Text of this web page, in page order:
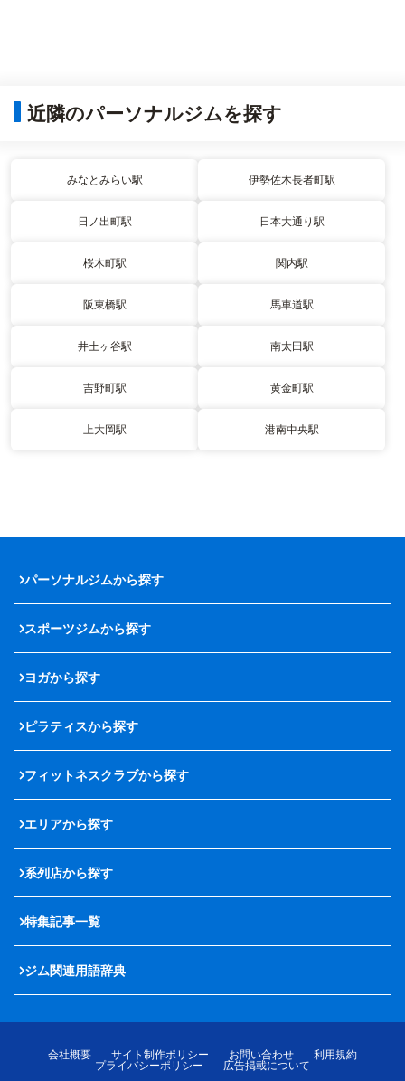
近隣のパーソナルジムを探す
みなとみらい駅 伊勢佐木長者町駅
日ノ出町駅 日本大通り駅
桜木町駅 関内駅
阪東橋駅 馬車道駅
井土ヶ谷駅 南太田駅
吉野町駅 黄金町駅
上大岡駅 港南中央駅
パーソナルジムから探す
スポーツジムから探す
ヨガから探す
ピラティスから探す
フィットネスクラブから探す
エリアから探す
系列店から探す
特集記事一覧
ジム関連用語辞典
会社概要 サイト制作ポリシー お問い合わせ
利用規約
プライバシーポリシー
広告掲載について